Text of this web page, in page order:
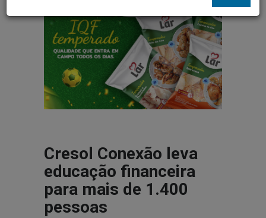
Cresol Conexão leva
educação financeira
para mais de 1.400
pessoas